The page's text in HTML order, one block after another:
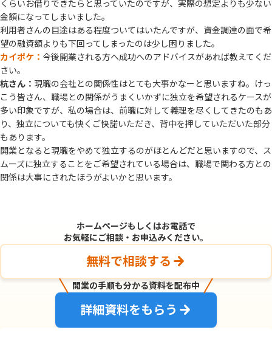
くらいお借りできたらと思っていたのですが、実際の想定よりも少ない
金額になってしまいました。
利用者さんの目途はある程度ついてはいたんですが、資金調達の面で希
望の融資額よりも下回ってしまったのは少し困りました。
カイポケ： 今後開業される方へ成功へのアドバイスがあれば教えてくだ
さい。
杭さん： 現職の会社との関係性はとても大事かなーと思いますね。けっ
こう皆さん、職場との関係がうまくいかずに独立を希望されるケースが
多い印象ですが、私の場合は、前職に対して義理を尽くしてきたのもあ
り、独立についても快くご快諾いただき、背中を押していただいた部分
もあります。
開業となると現職をやめて独立するのがほとんどだと思いますので、ス
ムーズに独立することをご希望されている場合は、職場で関わる方との
関係は大事にされたほうがよいかと思います。
ホームぺージもしくはお電話で
お気軽にご相談・お申込みください。
無料で相談する
開業の手順も分かる資料を配布中
詳細資料をもらう